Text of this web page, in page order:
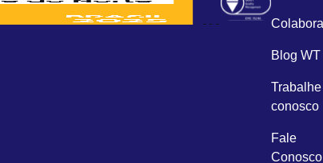
Blog WT
Trabalhe
conosco
Fale
Conosco